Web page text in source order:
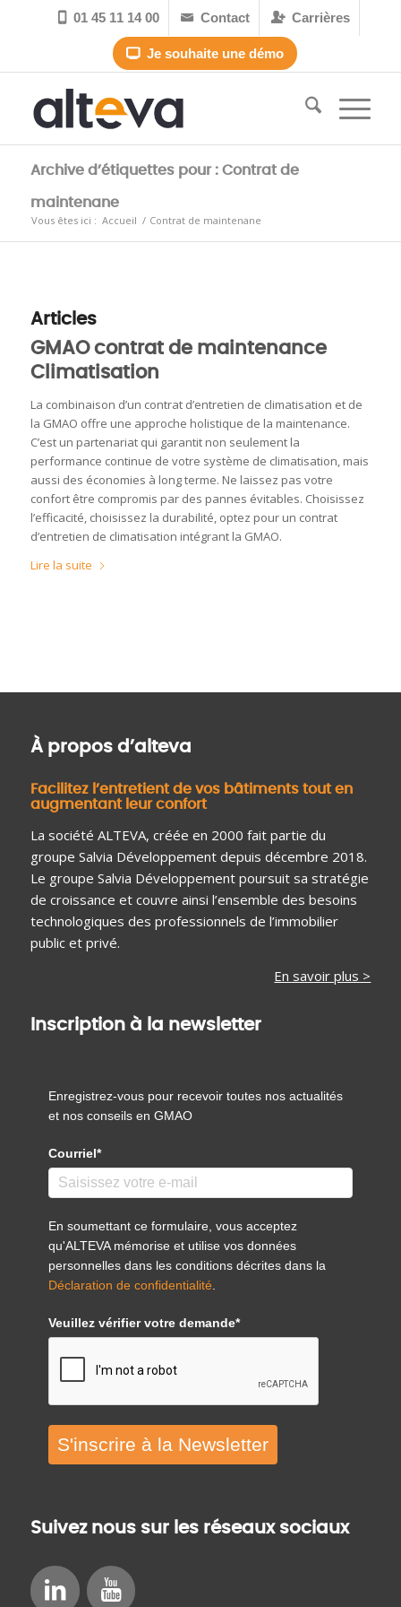
 01 45 11 14 00  Contact Carrières
Je souhaite une démo
Archive d’étiquettes pour : Contrat de
maintenane
Vous êtes ici : Accueil / Contrat de maintenane
Articles
GMAO contrat de maintenance
Climatisation
La combinaison d’un contrat d’entretien de climatisation et de
la GMAO offre une approche holistique de la maintenance.
C’est un partenariat qui garantit non seulement la
performance continue de votre système de climatisation, mais
aussi des économies à long terme. Ne laissez pas votre
confort être compromis par des pannes évitables. Choisissez
l’efficacité, choisissez la durabilité, optez pour un contrat
d’entretien de climatisation intégrant la GMAO.
Lire la suite
À propos d’alteva
Facilitez l’entretient de vos bâtiments tout en
augmentant leur confort
La société ALTEVA, créée en 2000 fait partie du
groupe Salvia Développement depuis décembre 2018.
Le groupe Salvia Développement poursuit sa stratégie
de croissance et couvre ainsi l’ensemble des besoins
technologiques des professionnels de l’immobilier
public et privé.
En savoir plus >
Inscription à la newsletter
Enregistrez-vous pour recevoir toutes nos actualités
et nos conseils en GMAO
Courriel*
En soumettant ce formulaire, vous acceptez
qu'ALTEVA mémorise et utilise vos données
personnelles dans les conditions décrites dans la
Déclaration de confidentialité.
Veuillez vérifier votre demande*
S'inscrire à la Newsletter
Suivez nous sur les réseaux sociaux